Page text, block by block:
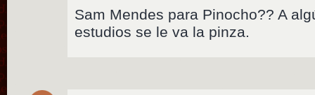
Sam Mendes para Pinocho?? A
estudios se le va la pinza.